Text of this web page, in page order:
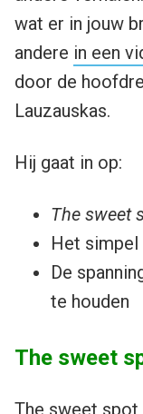
wat er in jouw
andere in een
door de
Lauzauskas.
Hij gaat in op:
The sweet
Het simpel
De
te houden
The sweet
The sweet spot